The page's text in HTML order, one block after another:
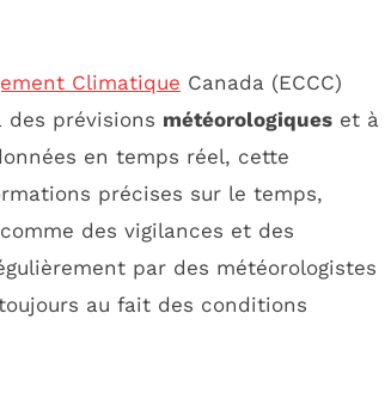
Climatique Canada (ECCC)
prévisions météorologiques et à
en temps réel, cette
précises sur le temps,
des vigilances et des
par des météorologistes
au fait des conditions